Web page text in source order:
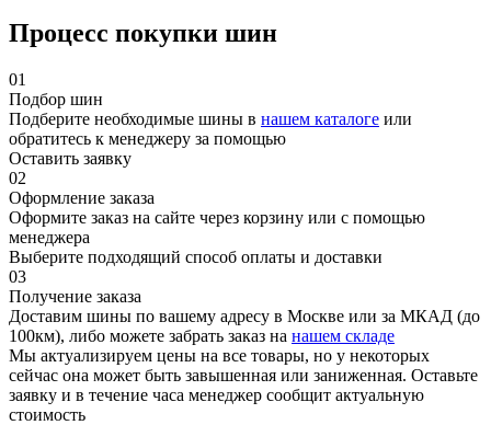
Процесс покупки шин
01
Подбор шин
Подберите необходимые шины в нашем каталоге или
обратитесь к менеджеру за помощью
Оставить заявку
02
Оформление заказа
Оформите заказ на сайте через корзину или с помощью
менеджера
Выберите подходящий способ оплаты и доставки
03
Получение заказа
Доставим шины по вашему адресу в Москве или за МКАД (до
100км), либо можете забрать заказ на нашем складе
Мы актуализируем цены на все товары, но у некоторых
сейчас она может быть завышенная или заниженная. Оставьте
заявку и в течение часа менеджер сообщит актуальную
стоимость